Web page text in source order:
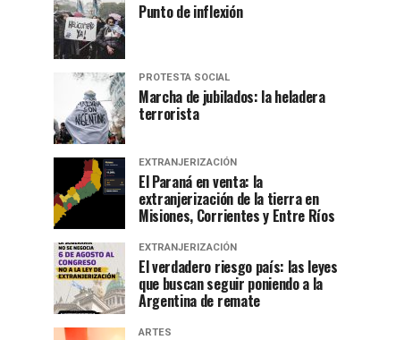
Punto de inflexión
PROTESTA SOCIAL
Marcha de jubilados: la heladera
terrorista
EXTRANJERIZACIÓN
El Paraná en venta: la
extranjerización de la tierra en
Misiones, Corrientes y Entre Ríos
EXTRANJERIZACIÓN
El verdadero riesgo país: las leyes
que buscan seguir poniendo a la
Argentina de remate
ARTES